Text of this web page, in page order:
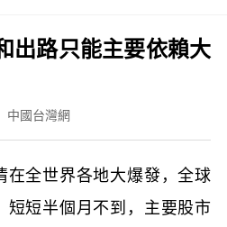
出路只能主要依賴大
中國台灣網
全世界各地大爆發，全球
短短半個月不到，主要股市